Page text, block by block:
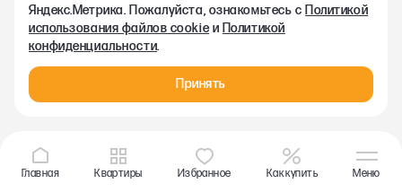
Любая информация, представленная на данном сайте, носит
исключительно информационный характер и ни при каких
условиях не является публичной офертой, определяемой
Главная Квартиры Избранное Как купить Меню
Яндекс.Метрика. Пожалуйста, ознакомьтесь с Политикой
использования файлов cookieи Политикой
конфиденциальности.
Принять